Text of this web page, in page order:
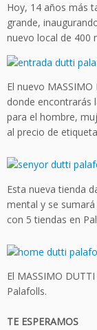
Hoy, 14 años más
grande,
nuevo local de 400
El nuevo
donde encontrarás
para el hombre,
al precio de
Esta nueva tienda
mental y se
con 5 tiendas en
El MASSIMO
Palafolls.
TE ESPERAMOS